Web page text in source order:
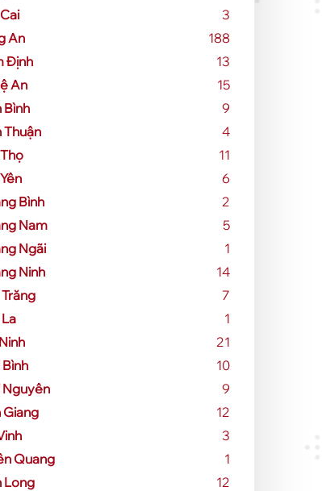
3
An
188
Định
13
An
15
Bình
9
Thuận
4
11
6
Bình
2
Nam
5
Ngãi
1
Ninh
14
7
1
21
10
Nguyên
9
Giang
12
3
Quang
1
Long
12